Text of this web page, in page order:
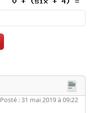
Posté : 31 mai 2019 à 09:22